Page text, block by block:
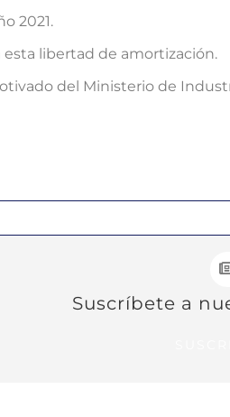
2021.
libertad de amortización.
del Ministerio de
Suscríbete a